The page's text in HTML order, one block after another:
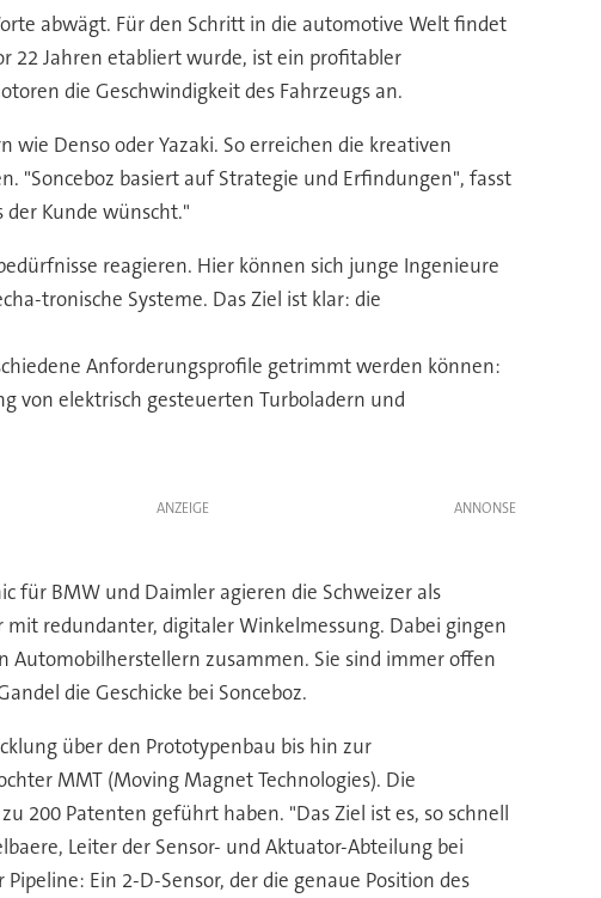
abwägt. Für den Schritt in die automotive Welt findet
22 Jahren etabliert wurde, ist ein profitabler
die Geschwindigkeit des Fahrzeugs an.
Denso oder Yazaki. So erreichen die kreativen
"Sonceboz basiert auf Strategie und Erfindungen", fasst
Kunde wünscht."
reagieren. Hier können sich junge Ingenieure
tronische Systeme. Das Ziel ist klar: die
Anforderungsprofile getrimmt werden können:
von elektrisch gesteuerten Turboladern und
ANZEIGE
für BMW und Daimler agieren die Schweizer als
redundanter, digitaler Winkelmessung. Dabei gingen
Automobilherstellern zusammen. Sie sind immer offen
die Geschicke bei Sonceboz.
über den Prototypenbau bis hin zur
MMT (Moving Magnet Technologies). Die
200 Patenten geführt haben. "Das Ziel ist es, so schnell
Leiter der Sensor- und Aktuator-Abteilung bei
Ein 2-D-Sensor, der die genaue Position des